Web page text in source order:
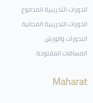
الدورات التدريبية المدفوع
الدورات التدريبية المجانية
الندورات والورش
المساقات المفتوحة
Maharat